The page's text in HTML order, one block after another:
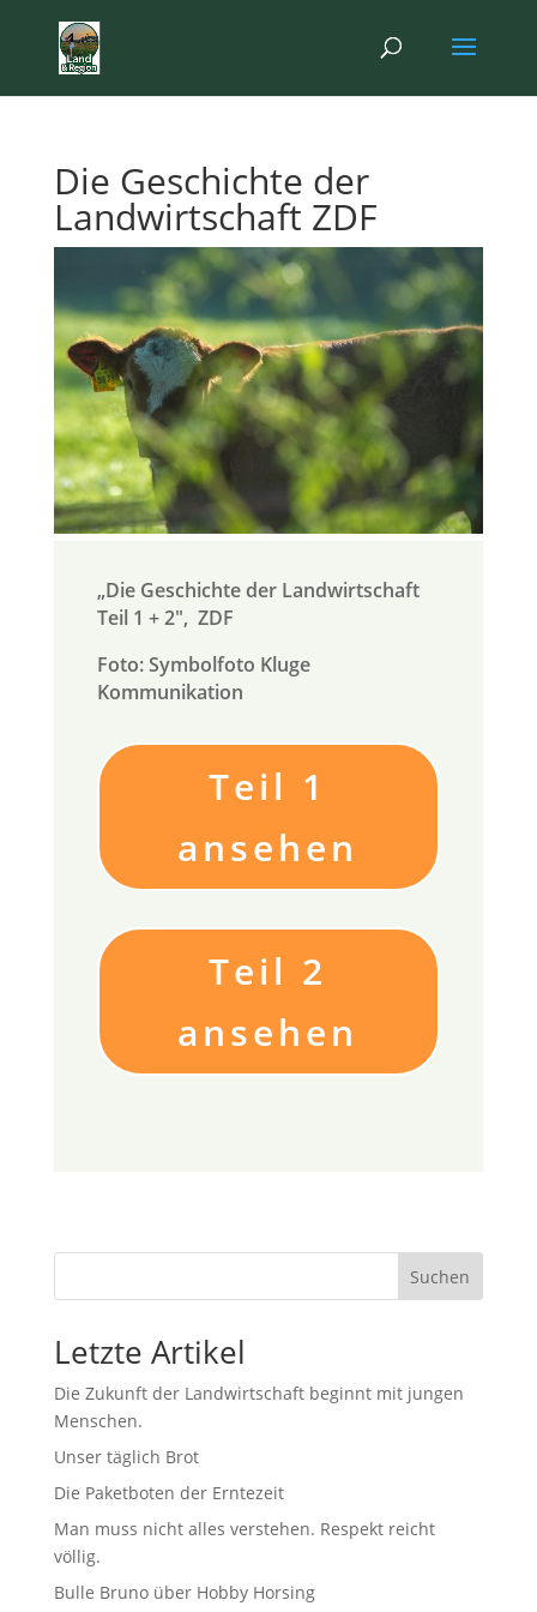
Die Geschichte der
Landwirtschaft ZDF
„Die Geschichte der Landwirtschaft
Teil 1 + 2″, ZDF
Foto: Symbolfoto Kluge
Kommunikation
Teil 1
ansehen
Teil 2
ansehen
Suchen
Letzte Artikel
Die Zukunft der Landwirtschaft beginnt mit jungen
Menschen.
Unser täglich Brot
Die Paketboten der Erntezeit
Man muss nicht alles verstehen. Respekt reicht
völlig.
Bulle Bruno über Hobby Horsing